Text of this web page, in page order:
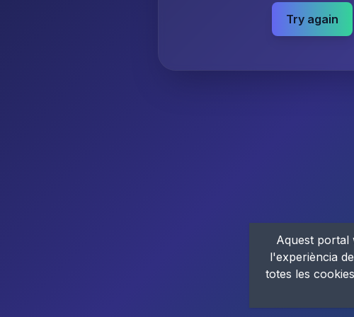
Try again
Aquest portal
l'experiència
totes les